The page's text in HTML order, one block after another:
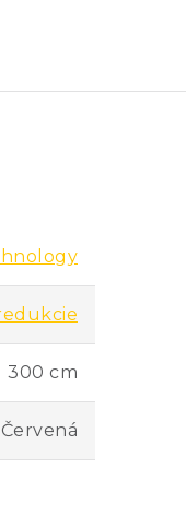
300 cm
Červená